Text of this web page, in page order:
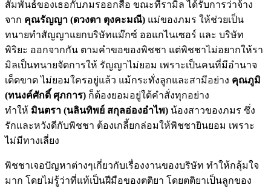
สัมพันธ์ของเธอกับภมรออกสื่อ ขณะที่รามิล ได้รับการว่าจ้าง
จาก คุณรัญญา (ดวงตา ตุงคะมณี) แม่ของภมร ให้ช่วยเป็น
ทนายทำสัญญาแยกบริษัทแม๊กซ์ ออแกไนเซอร์ และ บริษัท
พิริยะ ออกจากกัน ตามคำขอของพิชชา แต่พิชชาไม่อยากให้รา
มิลเป็นทนายจัดการให้ รัญญาไม่ยอม เพราะเป็นคนที่มีอำนาจ
เด็ดขาด ไม่ยอมใครอยู่แล้ว แม้กระทั่งลูกและสามีอย่าง คุณภูมิ
(ทนงค์ศักดิ์ ศุภการ) ก็ต้องยอมอยู่ใต้คำสั่งทุกอย่าง
ทำให้ มินตรา (นลินทิพย์ สกุลอ่องอำไพ) น้องสาวของภมร ซึ่ง
รักและหวังดีกับพิชชา ต้องเกลี้ยกล่อมให้พิชชายินยอม เพราะ
ไม่มีทางเลี่ยง
พิชชาเจอปัญหาต่างๆเกี่ยวกับเรื่องงานของบริษัท ทำให้กลุ้มใจ
มาก โดยไม่รู้ว่าที่แท้เป็นฝีมือของตติยา โดยตติยาเป็นลูกของ